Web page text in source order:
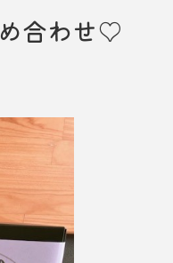
合わせ♡